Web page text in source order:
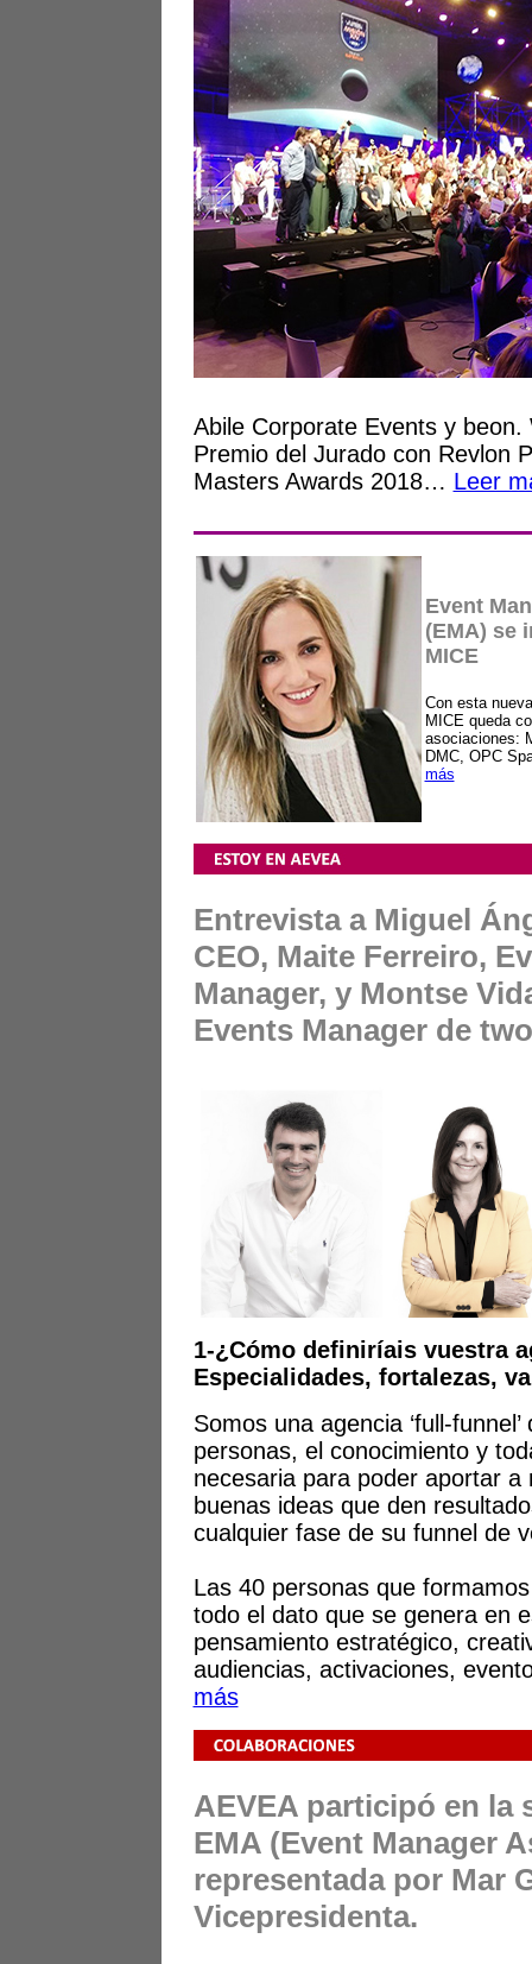
Abile Corporate Events y beon.
Premio del Jurado con Revlon
Masters Awards 2018… Leer
Event
(EMA) se
MICE
Con esta
MICE queda
asociaciones:
DMC, OPC
más
Entrevista a Miguel
CEO, Maite Ferreiro,
Manager, y Montse
Events Manager de two
1-¿Cómo definiríais vuestra
Especialidades, fortalezas,
Somos una agencia ‘full-
personas, el conocimiento y
necesaria para poder aportar a
buenas ideas que den
cualquier fase de su funnel de
Las 40 personas que
todo el dato que se genera en
pensamiento estratégico,
audiencias, activaciones,
más
AEVEA participó en la
EMA (Event Manager
representada por Mar
Vicepresidenta.